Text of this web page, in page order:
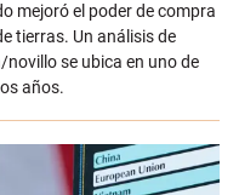
mejoró el poder de compra
tierras. Un análisis de
se ubica en uno de
años.